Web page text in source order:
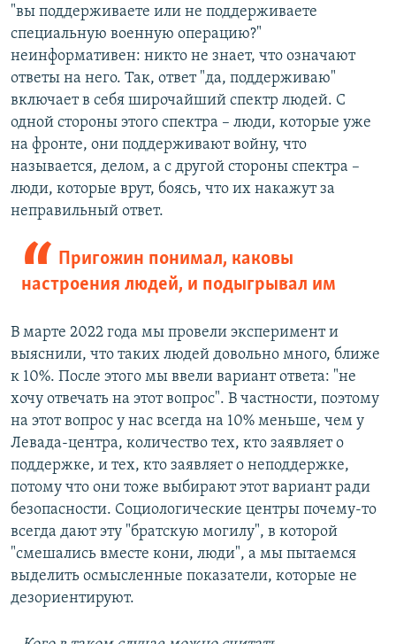
"вы поддерживаете или не поддерживаете
специальную военную операцию?"
неинформативен: никто не знает, что означают
ответы на него. Так, ответ "да, поддерживаю"
включает в себя широчайший спектр людей. С
одной стороны этого спектра – люди, которые уже
на фронте, они поддерживают войну, что
называется, делом, а с другой стороны спектра –
люди, которые врут, боясь, что их накажут за
неправильный ответ.
Пригожин понимал, каковы
настроения людей, и подыгрывал им
В марте 2022 года мы провели эксперимент и
выяснили, что таких людей довольно много, ближе
к 10%. После этого мы ввели вариант ответа: "не
хочу отвечать на этот вопрос". В частности, поэтому
на этот вопрос у нас всегда на 10% меньше, чем у
Левада-центра, количество тех, кто заявляет о
поддержке, и тех, кто заявляет о неподдержке,
потому что они тоже выбирают этот вариант ради
безопасности. Социологические центры почему-то
всегда дают эту "братскую могилу", в которой
"смешались вместе кони, люди", а мы пытаемся
выделить осмысленные показатели, которые не
дезориентируют.